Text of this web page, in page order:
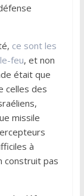
ce sont les
feu, et non
était que
celles des
missile
à
construit pas